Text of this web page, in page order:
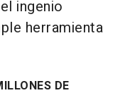
ingenio
herramienta
DE